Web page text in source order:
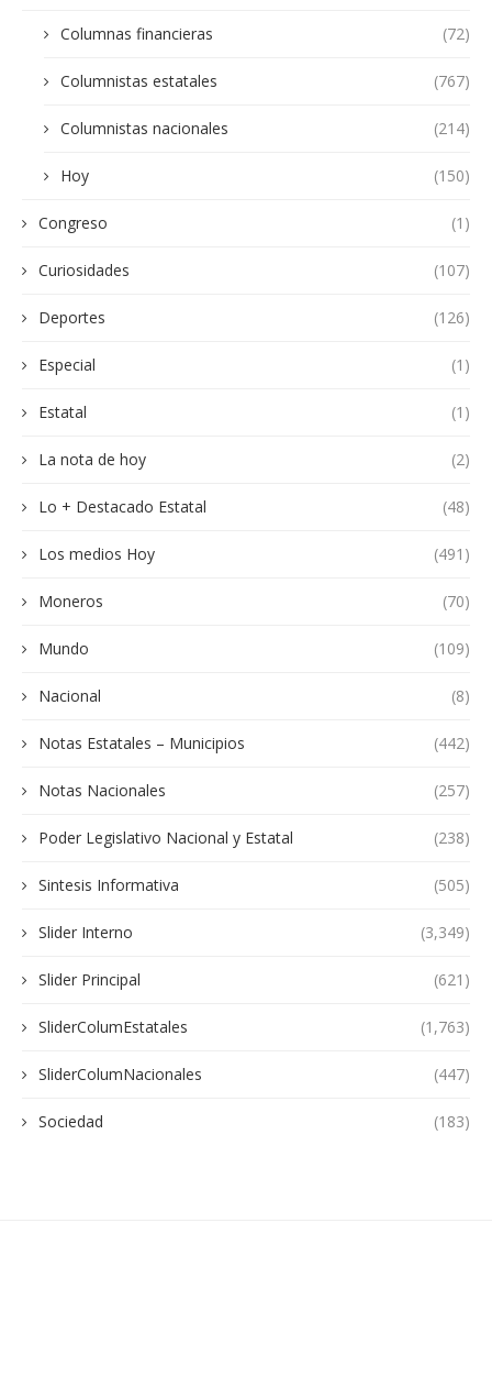
Columnas financieras (72)
Columnistas estatales (767)
Columnistas nacionales (214)
Hoy (150)
Congreso (1)
Curiosidades (107)
Deportes (126)
Especial (1)
Estatal (1)
La nota de hoy (2)
Lo + Destacado Estatal (48)
Los medios Hoy (491)
Moneros (70)
Mundo (109)
Nacional (8)
Notas Estatales – Municipios (442)
Notas Nacionales (257)
Poder Legislativo Nacional y Estatal (238)
Sintesis Informativa (505)
Slider Interno (3,349)
Slider Principal (621)
SliderColumEstatales (1,763)
SliderColumNacionales (447)
Sociedad (183)